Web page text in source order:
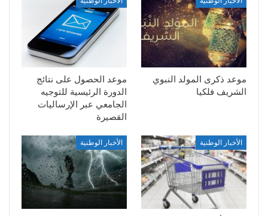
موعد ذكرى المولد النبوي
الشريف فلكيا
موعد الحصول على نتائج
الدورة الرئيسية للتوجيه
الجامعي عبر الإرساليات
القصيرة
الأخبار الوطنية الأخبار الوطنية